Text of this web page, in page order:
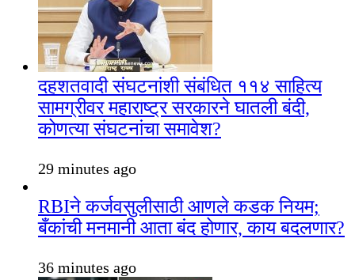
दहशतवादी संघटनांशी संबंधित ११४ साहित्य
सामग्रीवर महाराष्ट्र सरकारने घातली बंदी,
कोणत्या संघटनांचा समावेश?
29 minutes ago
RBIने कर्जवसुलीसाठी आणले कडक नियम;
बँकांची मनमानी आता बंद होणार, काय बदलणार?
36 minutes ago